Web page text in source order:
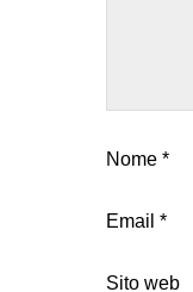
Nome *
Email *
Sito web